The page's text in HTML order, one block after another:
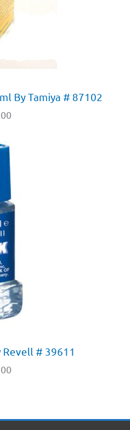
By Tamiya # 87102
# 39611